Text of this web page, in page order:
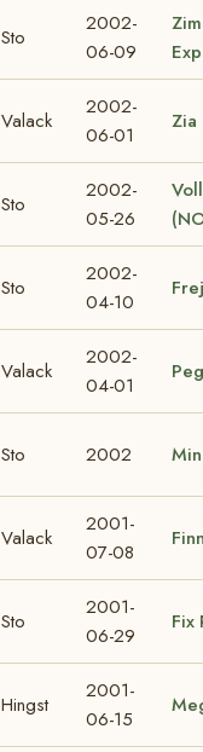
Sto
2002-
06-09
Valack
2002-
06-01
Zia
Sto
2002-
05-26
Sto
2002-
04-10
Valack
2002-
04-01
Sto 2002
Valack
2001-
07-08
Sto
2001-
06-29
Fix
Hingst
2001-
06-15